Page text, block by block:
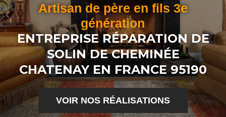
Artisan de père en fils 3e
génération
ENTREPRISE RÉPARATION DE
SOLIN DE CHEMINÉE
CHATENAY EN FRANCE 95190
VOIR NOS RÉALISATIONS